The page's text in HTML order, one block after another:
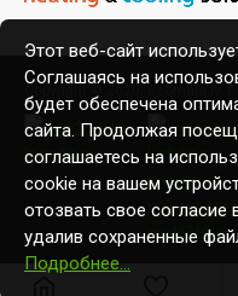
Copyright © 2020, Ecomaja.lv.
Этот веб-сайт
Соглашаясь на
будет обеспечена
сайта. Продолжая
соглашаетесь на
cookie на вашем
отозвать свое согласие
удалив сохраненные
Подробнее…